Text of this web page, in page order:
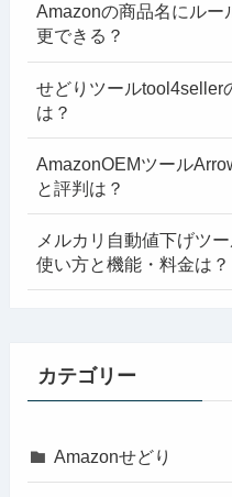
Amazonの商品名にルー
更できる？
せどりツールtool4seller
は？
AmazonOEMツール
と評判は？
メルカリ自動値下げツ
使い方と機能・料金は？
カテゴリー
Amazonせどり